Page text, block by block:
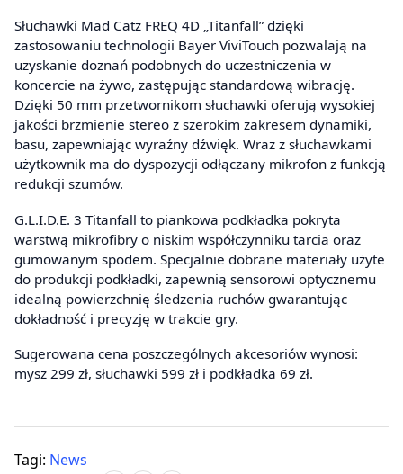
Słuchawki Mad Catz FREQ 4D „Titanfall” dzięki
zastosowaniu technologii Bayer ViviTouch pozwalają na
uzyskanie doznań podobnych do uczestniczenia w
koncercie na żywo, zastępując standardową wibrację.
Dzięki 50 mm przetwornikom słuchawki oferują wysokiej
jakości brzmienie stereo z szerokim zakresem dynamiki,
basu, zapewniając wyraźny dźwięk. Wraz z słuchawkami
użytkownik ma do dyspozycji odłączany mikrofon z funkcją
redukcji szumów.
G.L.I.D.E. 3 Titanfall to piankowa podkładka pokryta
warstwą mikrofibry o niskim współczynniku tarcia oraz
gumowanym spodem. Specjalnie dobrane materiały użyte
do produkcji podkładki, zapewnią sensorowi optycznemu
idealną powierzchnię śledzenia ruchów gwarantując
dokładność i precyzję w trakcie gry.
Sugerowana cena poszczególnych akcesoriów wynosi:
mysz 299 zł, słuchawki 599 zł i podkładka 69 zł.
Tagi: News